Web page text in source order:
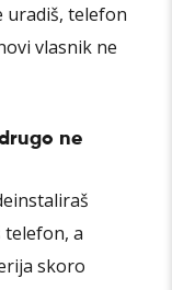
uradiš, telefon
vlasnik ne
ne
a
skoro